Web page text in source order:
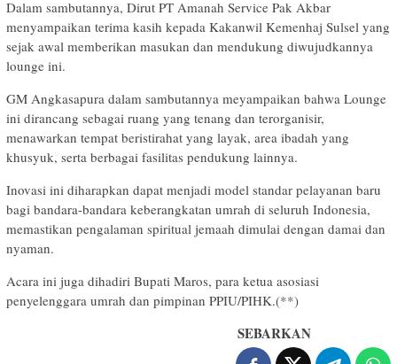
Dalam sambutannya, Dirut PT Amanah Service Pak Akbar
menyampaikan terima kasih kepada Kakanwil Kemenhaj Sulsel yang
sejak awal memberikan masukan dan mendukung diwujudkannya
lounge ini.
GM Angkasapura dalam sambutannya meyampaikan bahwa Lounge
ini dirancang sebagai ruang yang tenang dan terorganisir,
menawarkan tempat beristirahat yang layak, area ibadah yang
khusyuk, serta berbagai fasilitas pendukung lainnya.
Inovasi ini diharapkan dapat menjadi model standar pelayanan baru
bagi bandara-bandara keberangkatan umrah di seluruh Indonesia,
memastikan pengalaman spiritual jemaah dimulai dengan damai dan
nyaman.
Acara ini juga dihadiri Bupati Maros, para ketua asosiasi
penyelenggara umrah dan pimpinan PPIU/PIHK.(**)
SEBARKAN